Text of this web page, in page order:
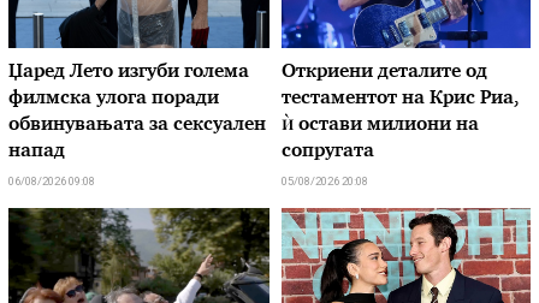
Џаред Лето изгуби голема
филмска улога поради
обвинувањата за сексуален
напад
06/08/2026 09:08
Откриени деталите од
тестаментот на Крис Риа,
ѝ остави милиони на
сопругата
05/08/2026 20:08